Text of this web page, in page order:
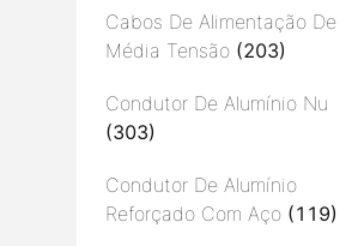
Cabos De Alimentação De
Média Tensão (203)
Condutor De Alumínio Nu
(303)
Condutor De Alumínio
Reforçado Com Aço (119)